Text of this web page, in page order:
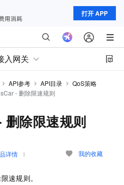
打开 APP
入网关
API参考 API目录
QoS策略
- 删除限速规则
除限速规则
详情 我的收藏
速规则。